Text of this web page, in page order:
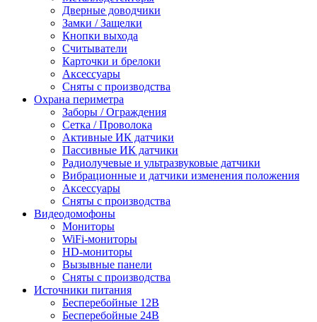
Дверные доводчики
Замки / Защелки
Кнопки выхода
Считыватели
Карточки и брелоки
Аксессуары
Сняты с производства
Охрана периметра
Заборы / Ограждения
Сетка / Проволока
Активные ИК датчики
Пассивные ИК датчики
Радиолучевые и ультразвуковые датчики
Вибрационные и датчики изменения положения
Аксессуары
Сняты с производства
Видеодомофоны
Мониторы
WiFi-мониторы
HD-мониторы
Вызывные панели
Сняты с производства
Источники питания
Бесперебойные 12В
Бесперебойные 24В